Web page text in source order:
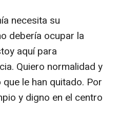
necesita su
debería ocupar la
aquí para
Quiero normalidad y
le han quitado. Por
y digno en el centro